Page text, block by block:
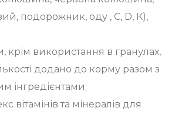
подорожник, оду , С, D, К),
крім використання в гранулах,
додано до корму разом з
інгредієнтами;
вітамінів та мінералів для